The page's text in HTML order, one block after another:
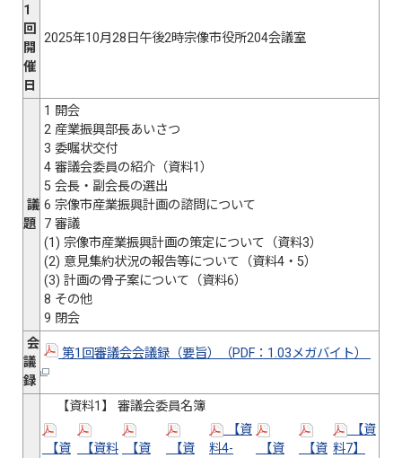
1
回
開
催
日
2025年10月28日午後2時宗像市役所204会議室
議
題
1 開会
2 産業振興部長あいさつ
3 委嘱状交付
4 審議会委員の紹介（資料1）
5 会長・副会長の選出
6 宗像市産業振興計画の諮問について
7 審議
(1) 宗像市産業振興計画の策定について（資料3）
(2) 意見集約状況の報告等について（資料4・5）
(3) 計画の骨子案について（資料6）
8 その他
9 閉会
会
議
録
第1回審議会会議録（要旨）（PDF：1.03メガバイト）
【資料1】 審議会委員名簿
【資
【資料
【資
【資
【資
料4-
【資
【資
【資
料7】